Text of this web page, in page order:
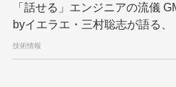
「話せる」エンジニアの流儀
byイエラエ・三村聡志が語る
くする」エキスパートの在り方
技術情報